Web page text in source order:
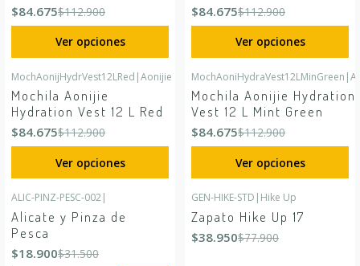
$84.675$112.900
Ver opciones
$84.675$112.900
Ver opciones
-25%OFF
MochAonijHydrVest12LRed |Aonijie
Mochila Aonijie
Hydration Vest 12 L Red
$84.675$112.900
Ver opciones
-25%OFF
MochAoniHydraVest12LMinGreen |
Mochila Aonijie Hydration
Vest 12 L Mint Green
$84.675$112.900
Ver opciones
ALIC-PINZ-PESC-002|
Alicate y Pinza de
Pesca
$18.900$31.500
GEN-HIKE-STD | Hike Up
Zapato Hike Up 17
$38.950$77.900